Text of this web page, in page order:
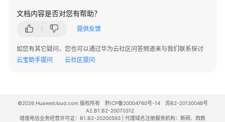
文档内容是否对您有帮助？
提供反馈
如您有其它疑问，您也可以通过华为云社区问答频道来与我们联系探讨
云宝助手提问
云社区提问
©2026 Huaweicloud.com 版权所有 黔ICP备20004760号-14
苏B2-20130048号
A2.B1.B2-20070312
增值电信业务经营许可证：B1.B2-20200593 | 代理域名注册服务机构：新网、西数